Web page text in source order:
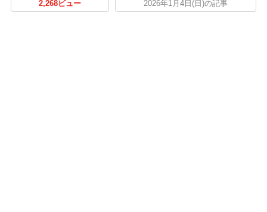
2,268ビュー 2026年1月4日(日)の記事